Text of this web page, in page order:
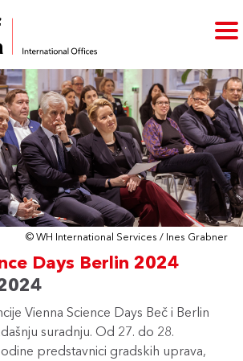
© WH International Services / Ines Grabner
Days Berlin 2024
Vienna Science Days Beč i Berlin
suradnju. Od 27. do 28.
predstavnici gradskih uprava,